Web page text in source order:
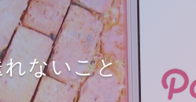
ないこと